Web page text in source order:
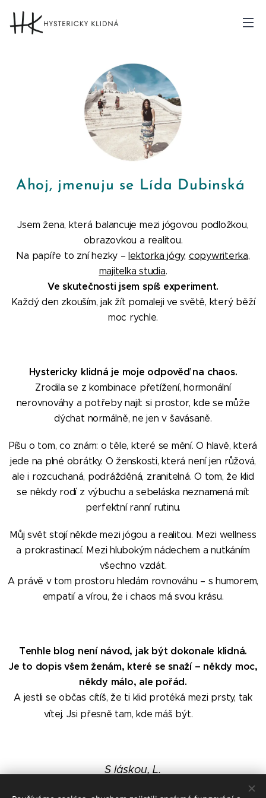
Ahoj, jmenuju se Lída Dubinská
Jsem žena, která balancuje mezi jógovou podložkou,
obrazovkou a realitou.
Na papíře to zní hezky – lektorka jógy, copywriterka,
majitelka studia.
Ve skutečnosti jsem spíš experiment.
Každý den zkouším, jak žít pomaleji ve světě, který běží
moc rychle.
Hystericky klidná je moje odpověď na chaos.
Zrodila se z kombinace přetížení, hormonální
nerovnováhy a potřeby najít si prostor, kde se může
dýchat normálně, ne jen v šavásaně.
Píšu o tom, co znám: o těle, které se mění. O hlavě, která
jede na plné obrátky. O ženskosti, která není jen růžová,
ale i rozcuchaná, podrážděná, zranitelná. O tom, že klid
se někdy rodí z výbuchu a sebeláska neznamená mít
perfektní ranní rutinu.
Můj svět stojí někde mezi jógou a realitou. Mezi wellness
a prokrastinací. Mezi hlubokým nádechem a nutkáním
všechno vzdát.
A právě v tom prostoru hledám rovnováhu – s humorem,
empatií a vírou, že i chaos má svou krásu.
Tenhle blog není návod, jak být dokonale klidná.
Je to dopis všem ženám, které se snaží – někdy moc,
někdy málo, ale pořád.
A jestli se občas cítíš, že ti klid protéká mezi prsty, tak
vítej. Jsi přesně tam, kde máš být. 😄
S láskou, L.